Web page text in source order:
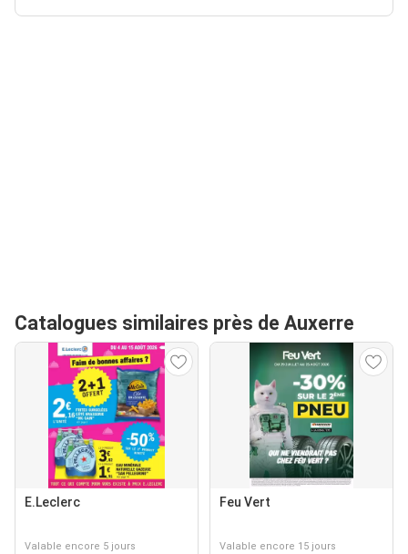
Catalogues similaires près de Auxerre
E.Leclerc
Valable encore 5 jours
Feu Vert
Valable encore 15 jours